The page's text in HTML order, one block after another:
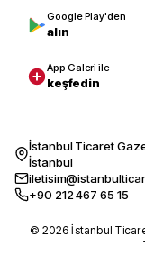
Google Play'den
alın
App Galeri ile
keşfedin
İstanbul Ticaret
İstanbul
+90 212 467 65 15
© 2026 İstanbul